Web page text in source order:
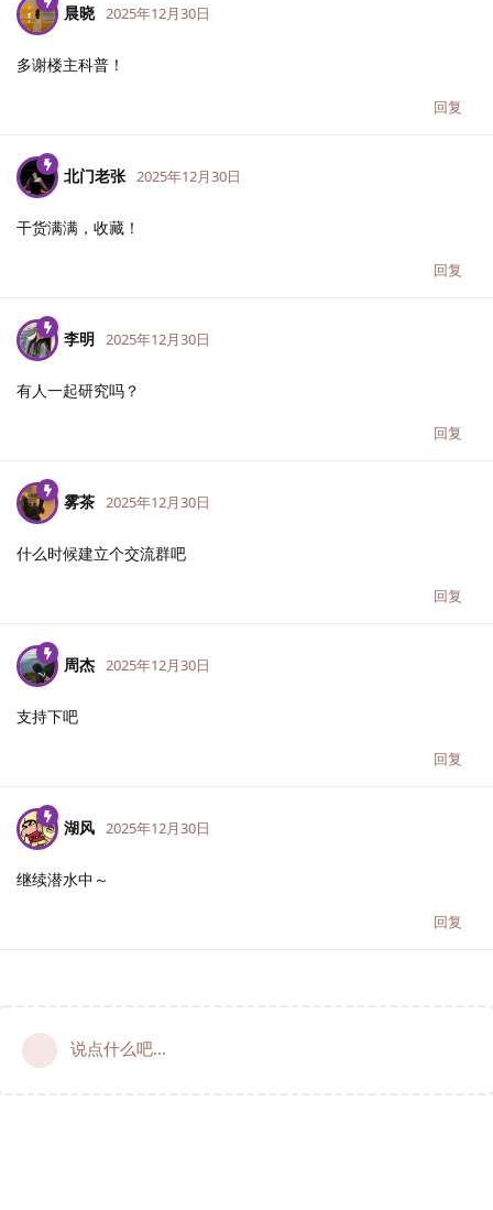
晨晓 2025年12月30日
多谢楼主科普！
回复
北门老张 2025年12月30日
干货满满，收藏！
回复
李明 2025年12月30日
有人一起研究吗？
回复
雾茶 2025年12月30日
什么时候建立个交流群吧
回复
周杰 2025年12月30日
支持下吧
回复
湖风 2025年12月30日
继续潜水中～
回复
说点什么吧...